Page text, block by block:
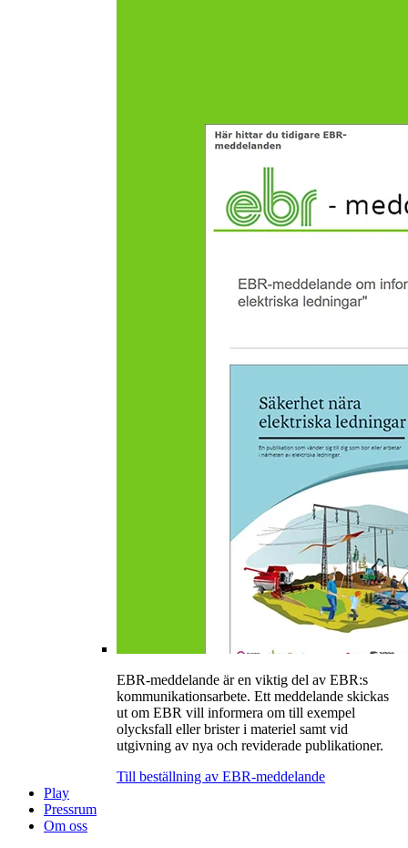
EBR-meddelande är en viktig del av EBR:s
kommunikationsarbete. Ett meddelande skickas
ut om EBR vill informera om till exempel
olycksfall eller brister i materiel samt vid
utgivning av nya och reviderade publikationer.
Till beställning av EBR-meddelande
Play
Pressrum
Om oss